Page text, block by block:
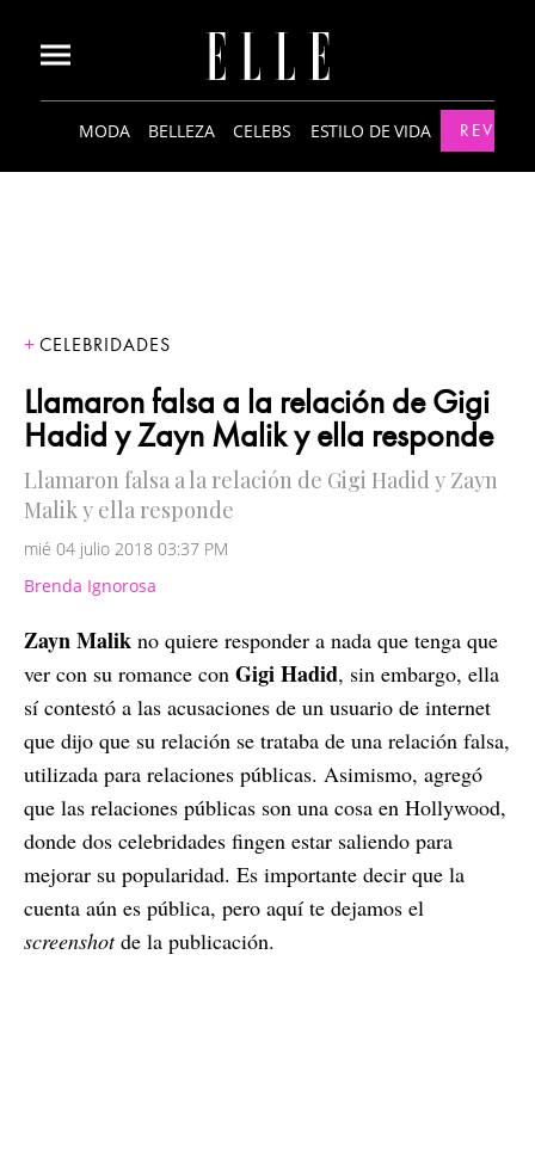
MODA BELLEZA CELEBS ESTILO DE VIDA
CELEBRIDADES
Llamaron falsa a la relación de Gigi
Hadid y Zayn Malik y ella responde
Llamaron falsa a la relación de Gigi Hadid y Zayn
Malik y ella responde
mié 04 julio 2018 03:37 PM
Brenda Ignorosa
Zayn Malik no quiere responder a nada que tenga que
ver con su romance con Gigi Hadid, sin embargo, ella
sí contestó a las acusaciones de un usuario de internet
que dijo que su relación se trataba de una relación falsa,
utilizada para relaciones públicas. Asimismo, agregó
que las relaciones públicas son una cosa en Hollywood,
donde dos celebridades fingen estar saliendo para
mejorar su popularidad. Es importante decir que la
cuenta aún es pública, pero aquí te dejamos el
screenshotde la publicación.